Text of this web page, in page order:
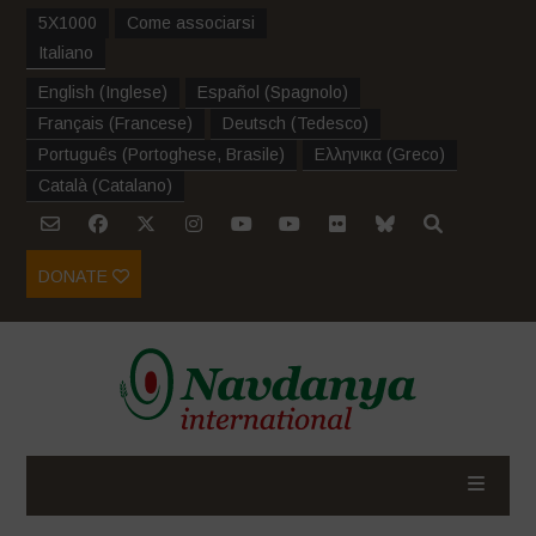
5X1000
Come associarsi
Italiano
English (Inglese) Español (Spagnolo)
Français (Francese) Deutsch (Tedesco)
Português (Portoghese, Brasile) Ελληνικα (Greco)
Català (Catalano)
DONATE